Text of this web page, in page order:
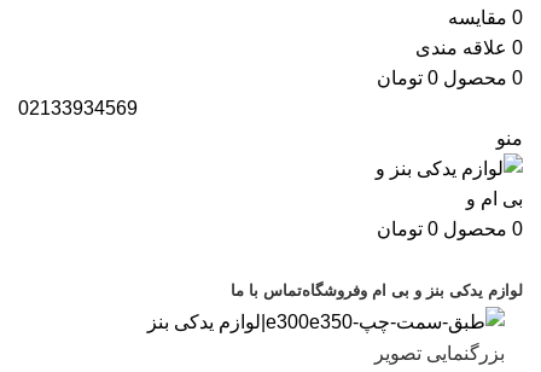
0 مقایسه
0 علاقه مندی
0 محصول 0 تومان
02133934569
منو
0 محصول 0 تومان
لوازم یدکی بنز و بی ام وفروشگاهتماس با ما
بزرگنمایی تصویر